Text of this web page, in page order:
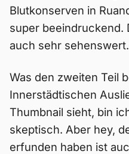
Blutkonserven in
super beeindruckend.
auch sehr sehenswert.
Was den zweiten Teil
Innerstädtischen
Thumbnail sieht, bin
skeptisch. Aber hey,
erfunden haben ist